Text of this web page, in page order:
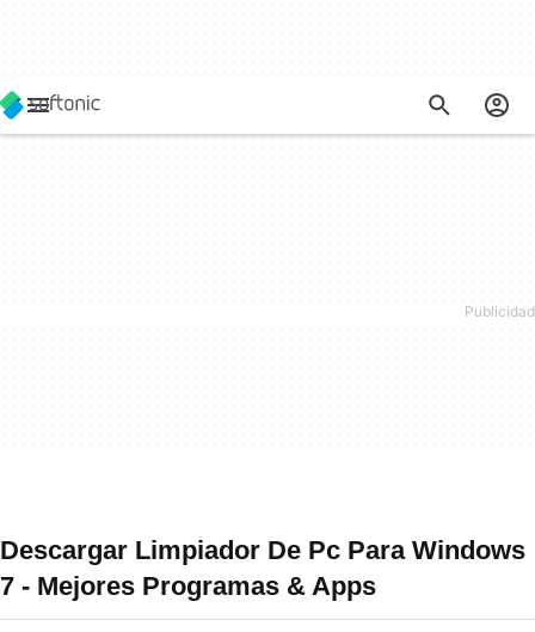
Descargar Limpiador De Pc Para Windows
7 - Mejores Programas & Apps